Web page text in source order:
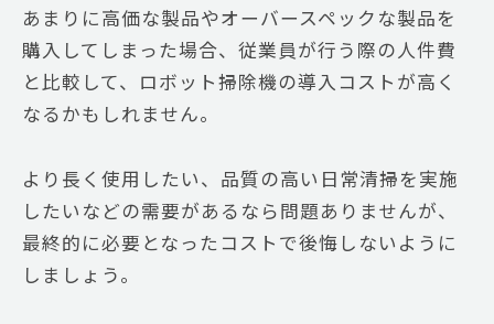
あまりに高価な製品やオーバースペックな製品を
購入してしまった場合、従業員が行う際の人件費
と比較して、ロボット掃除機の導入コストが高く
なるかもしれません。
より長く使用したい、品質の高い日常清掃を実施
したいなどの需要があるなら問題ありませんが、
最終的に必要となったコストで後悔しないように
しましょう。